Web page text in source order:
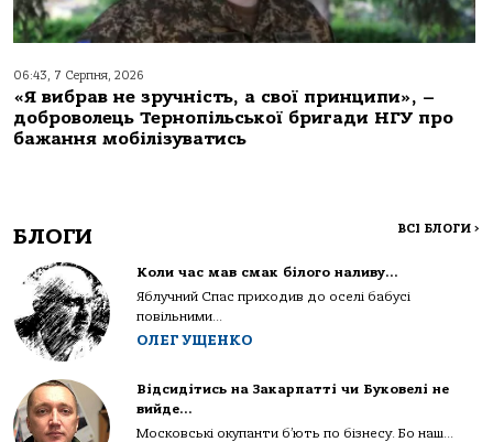
06:43, 7 Серпня, 2026
«Я вибрав не зручність, а свої принципи», –
доброволець Тернопільської бригади НГУ про
бажання мобілізуватись
БЛОГИ ВСІ БЛОГИ >
Коли час мав смак білого наливу…
Яблучний Спас приходив до оселі бабусі
повільними...
ОЛЕГ УЩЕНКО
Відсидітись на Закарпатті чи Буковелі не
вийде…
Московські окупанти б’ють по бізнесу. Бо наш...